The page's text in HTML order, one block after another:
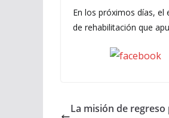
En los próximos días, el
de rehabilitación que
La misión de